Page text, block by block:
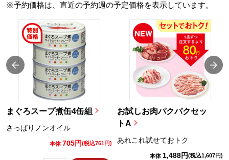
※予約価格は、直近の予約週の予定価格を表示しています。
まぐろスープ煮缶4缶組
さっぱりノンオイル
本体 705円(税込761円)
お試しお肉パクパクセッ
トA
あれこれ試せておトク
本体 1,488円(税込1,607円)